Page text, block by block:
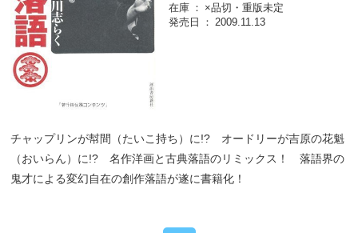
在庫
×品切・重版未定
発売日
2009.11.13
チャップリンが幇間（たいこ持ち）に!? オードリーが吉原の花魁
（おいらん）に!? 名作洋画と古典落語のリミックス！ 落語界の
鬼才による変幻自在の創作落語が遂に書籍化！